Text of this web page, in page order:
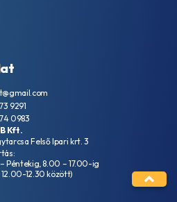
9291
0983
Kft.
Felső Ipari krt. 3
Péntekig, 8.00 – 17.00-ig
12.30 között)